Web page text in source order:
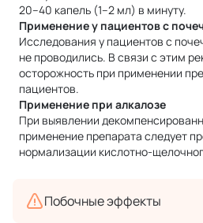
20–40 капель (1–2 мл) в минуту.
Применение у пациентовс
Исследования у пациентов с
не проводились. В связи с этим
осторожность при применении
пациентов.
Применение при алкалозе
При выявлении
применение препарата следует
нормализации кислотно-
Побочные эффекты